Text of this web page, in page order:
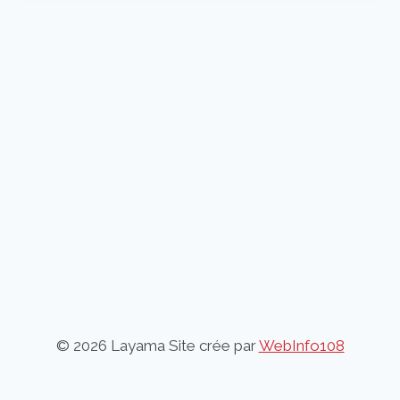
© 2026 Layama Site crée parWebInfo108